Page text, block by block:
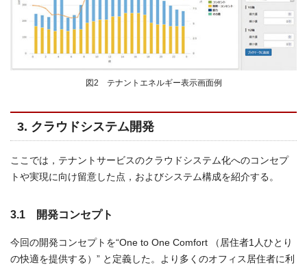
図2 テナントエネルギー表示画面例
3. クラウドシステム開発
ここでは，テナントサービスのクラウドシステム化へのコンセプ
トや実現に向け留意した点，およびシステム構成を紹介する。
3.1 開発コンセプト
今回の開発コンセプトを“One to One Comfort （居住者1人ひとり
の快適を提供する）” と定義した。より多くのオフィス居住者に利